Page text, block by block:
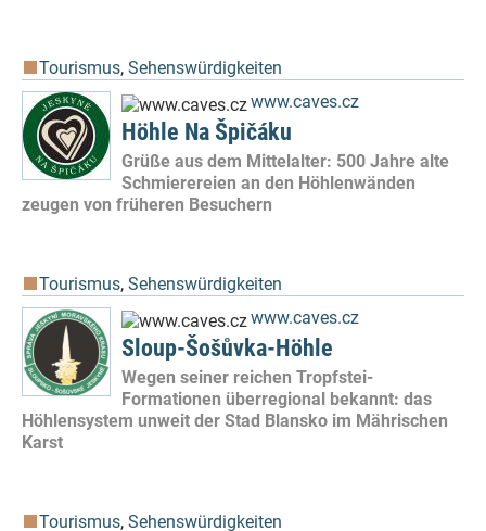
Tourismus, Sehenswürdigkeiten
www.caves.cz
Höhle Na Špičáku
Grüße aus dem Mittelalter: 500 Jahre alte
Schmierereien an den Höhlenwänden
zeugen von früheren Besuchern
Tourismus, Sehenswürdigkeiten
www.caves.cz
Sloup-Šošůvka-Höhle
Wegen seiner reichen Tropfstei-
Formationen überregional bekannt: das
Höhlensystem unweit der Stad Blansko im Mährischen
Karst
Tourismus, Sehenswürdigkeiten